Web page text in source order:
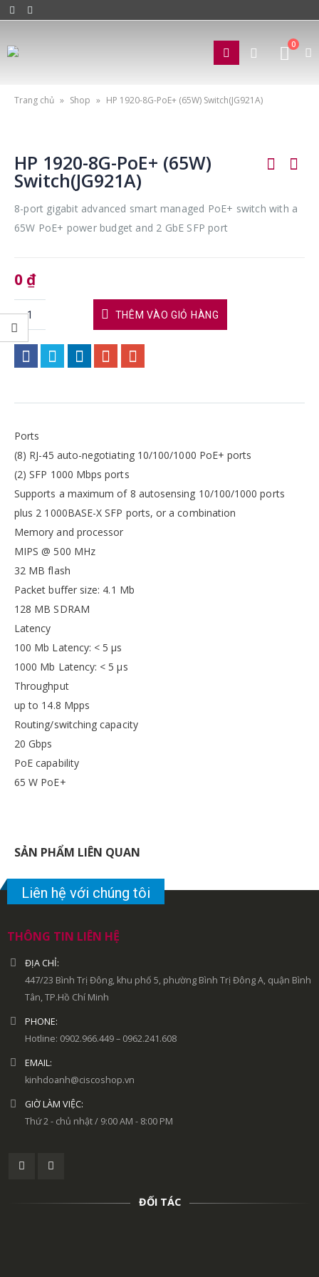
0
Trang chủ » Shop » HP 1920-8G-PoE+ (65W) Switch(JG921A)
HP 1920-8G-PoE+ (65W)
Switch(JG921A)
8-port gigabit advanced smart managed PoE+ switch with a
65W PoE+ power budget and 2 GbE SFP port
0 ₫
THÊM VÀO GIỎ HÀNG
Ports
(8) RJ-45 auto-negotiating 10/100/1000 PoE+ ports
(2) SFP 1000 Mbps ports
Supports a maximum of 8 autosensing 10/100/1000 ports
plus 2 1000BASE-X SFP ports, or a combination
Memory and processor
MIPS @ 500 MHz
32 MB flash
Packet buffer size: 4.1 Mb
128 MB SDRAM
Latency
100 Mb Latency: < 5 µs
1000 Mb Latency: < 5 µs
Throughput
up to 14.8 Mpps
Routing/switching capacity
20 Gbps
PoE capability
65 W PoE+
SẢN PHẨM LIÊN QUAN
Liên hệ với chúng tôi
THÔNG TIN LIÊN HỆ
ĐỊA CHỈ:
447/23 Bình Trị Đông, khu phố 5, phường Bình Trị Đông A, quận Bình
Tân, TP.Hồ Chí Minh
PHONE:
Hotline: 0902.966.449 – 0962.241.608
EMAIL:
kinhdoanh@ciscoshop.vn
GIỜ LÀM VIỆC:
Thứ 2 - chủ nhật / 9:00 AM - 8:00 PM
ĐỐI TÁC